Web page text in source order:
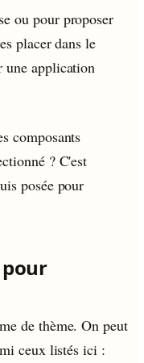
ou pour proposer
placer dans le
une application
composants
? C'est
posée pour
pour
de thème. On peut
ceux listés ici :